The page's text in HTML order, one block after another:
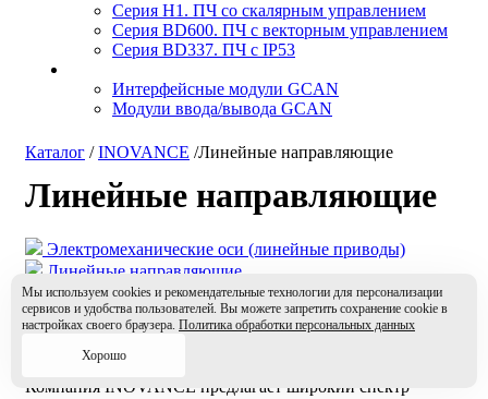
Серия H1. ПЧ со скалярным управлением
Серия BD600. ПЧ с векторным управлением
Серия BD337. ПЧ с IP53
Интерфейсные модули GCAN
Модули ввода/вывода GCAN
Каталог / INOVANCE /Линейные направляющие
Линейные направляющие
Электромеханические оси (линейные приводы)
Линейные направляющие
ШВП
Описание
Загрузки
Компания INOVANCE предлагает широкий спектр
Мы используем cookies и рекомендательные технологии для персонализации
сервисов и удобства пользователей. Вы можете запретить сохранение cookie в
настройках своего браузера. Политика обработки персональных данных
Хорошо